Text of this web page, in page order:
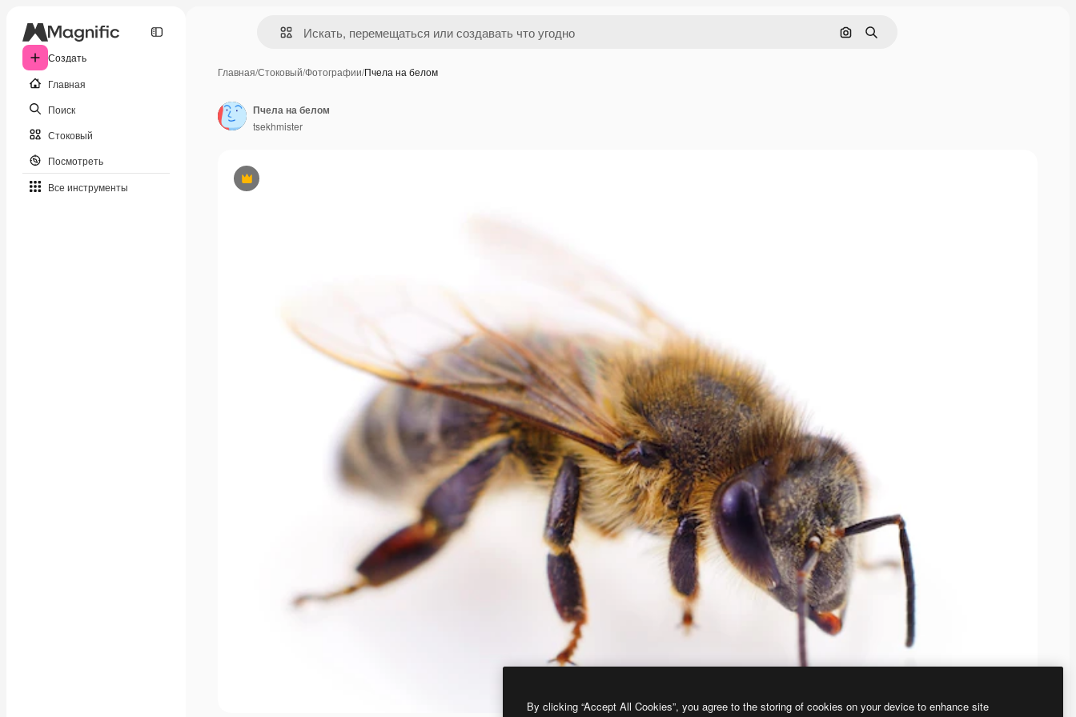
Создать
Главная
Поиск
Стоковый
Посмотреть
Все инструменты
Поиск по изображению
Поиск
Главная/Стоковый/Фотографии/Пчела на белом
Премиум
Пчела на белом
tsekhmister
By clicking “Accept All Cookies”, you agree to the storing of cookies on your device to enhance site